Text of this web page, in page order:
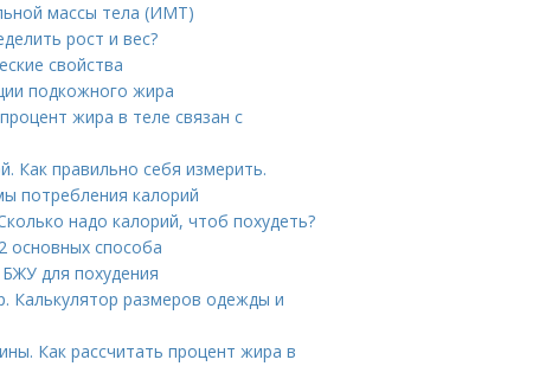
массы тела (ИМТ)
рост и вес?
свойства
подкожного жира
жира в теле связан с
Как правильно себя измерить.
потребления калорий
надо калорий, чтоб похудеть?
основных способа
для похудения
Калькулятор размеров одежды и
Как рассчитать процент жира в